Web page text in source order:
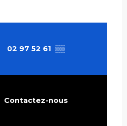
02 97 52 61 ▒▒
Contactez-nous